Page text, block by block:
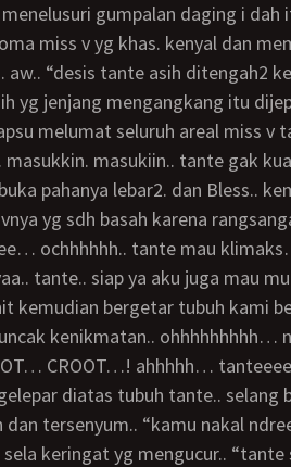
gumpalan daging i
miss v yg khas. kenyal dan
aw.. “desis tante asih ditengah2
melumat seluruh areal miss v
masukkin. masukiin.. tante gak
pahanya lebar2. dan Bless..
yg sdh basah karena
tante.. siap ya aku juga mau
kemudian bergetar tubuh kami
kenikmatan.. ohhhhhhhhh…
CROOT…! ahhhhh…
diatas tubuh tante.. selang
dan tersenyum.. “kamu nakal
keringat yg mengucur..